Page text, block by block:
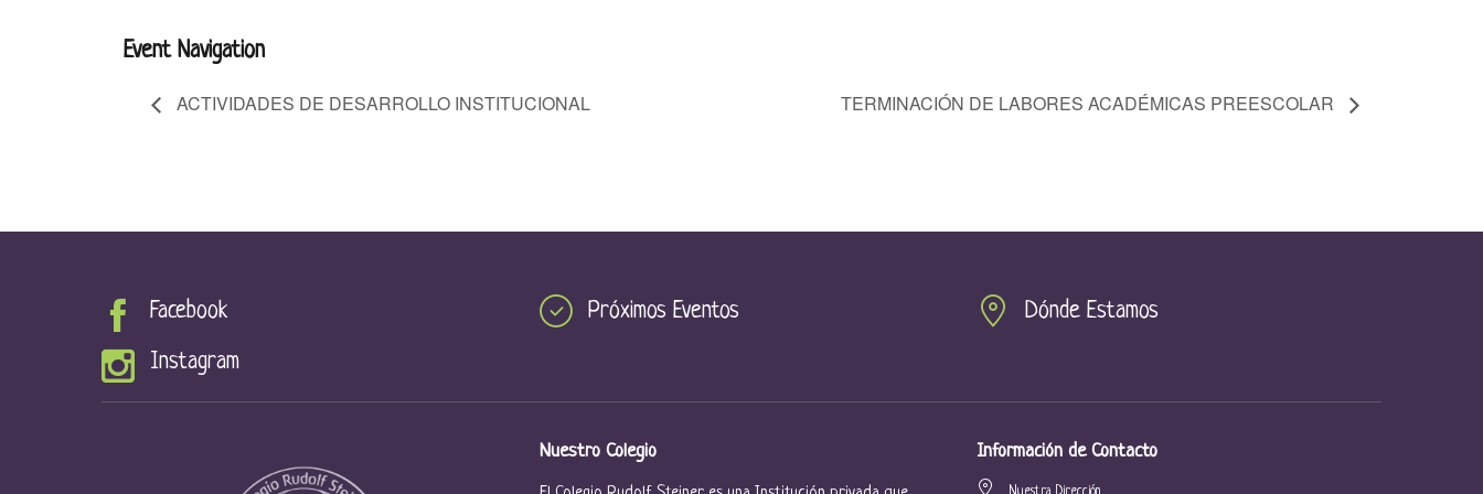
Event Navigation
ACTIVIDADES DE DESARROLLO INSTITUCIONAL TERMINACIÓN DE LABORES ACADÉMICAS PREESCOLAR
Facebook
Instagram
Próximos Eventos Dónde Estamos
Nuestro Colegio Información de Contacto